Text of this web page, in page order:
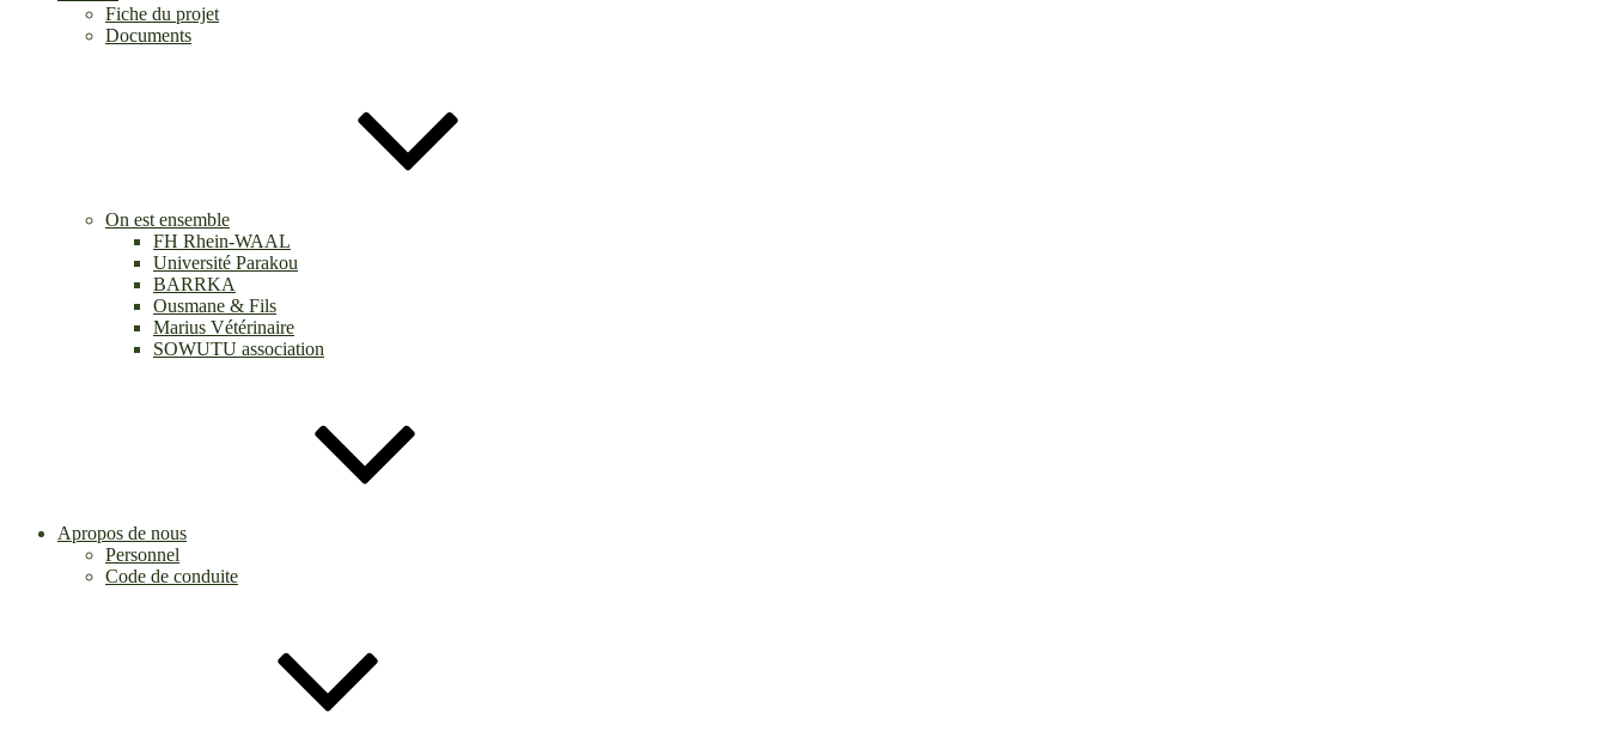
Fiche du projet
Documents
On est ensemble
FH Rhein-WAAL
Université Parakou
BARRKA
Ousmane & Fils
Marius Vétérinaire
SOWUTU association
Apropos de nous
Personnel
Code de conduite